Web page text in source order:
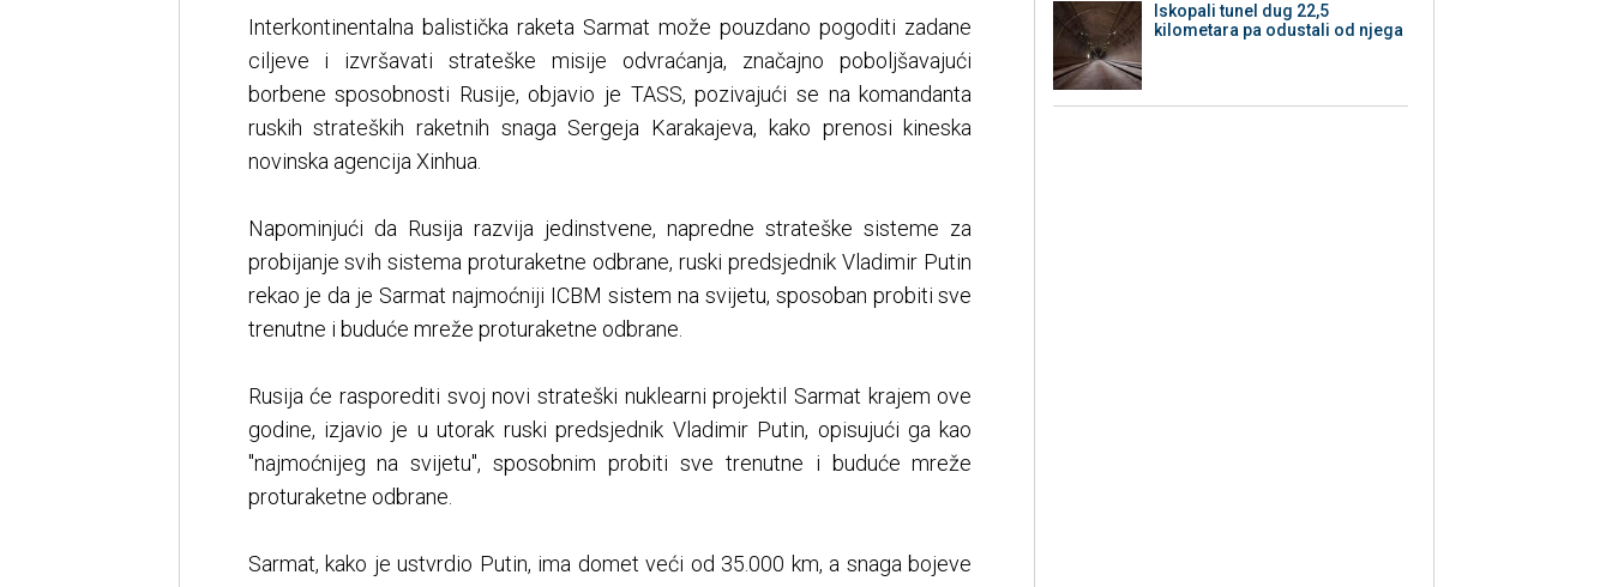
Interkontinentalna balistička raketa Sarmat može pouzdano pogoditi zadane
ciljeve i izvršavati strateške misije odvraćanja, značajno poboljšavajući
borbene sposobnosti Rusije, objavio je TASS, pozivajući se na komandanta
ruskih strateških raketnih snaga Sergeja Karakajeva, kako prenosi kineska
novinska agencija Xinhua.
Napominjući da Rusija razvija jedinstvene, napredne strateške sisteme za
probijanje svih sistema proturaketne odbrane, ruski predsjednik Vladimir Putin
rekao je da je Sarmat najmoćniji ICBM sistem na svijetu, sposoban probiti sve
trenutne i buduće mreže proturaketne odbrane.
Rusija će rasporediti svoj novi strateški nuklearni projektil Sarmat krajem ove
godine, izjavio je u utorak ruski predsjednik Vladimir Putin, opisujući ga kao
"najmoćnijeg na svijetu", sposobnim probiti sve trenutne i buduće mreže
proturaketne odbrane.
Sarmat, kako je ustvrdio Putin, ima domet veći od 35.000 km, a snaga bojeve
Iskopali tunel dug 22,5
kilometara pa odustali od njega